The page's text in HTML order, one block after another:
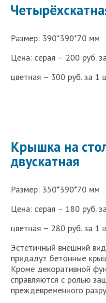
Размер: 390*390*70 мм
Цена: серая – 200 руб.
цветная – 300 руб. за 1
Крышка на
двускатная
Размер: 350*390*70 мм
Цена: серая – 180 руб.
цветная – 280 руб. за 1
Эстетичный внешний
придадут бетонные
Кроме декоративной
справляются с ролью
преждевременного